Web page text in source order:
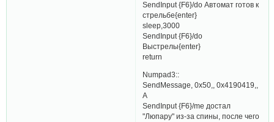
SendInput {F6}/do Автомат готов к
стрельбе{enter}
sleep,3000
SendInput {F6}/do
Выстрелы{enter}
return
Numpad3::
SendMessage, 0x50,, 0x4190419,,
A
SendInput {F6}/me достал
"Люпару" из-за спины, после чего